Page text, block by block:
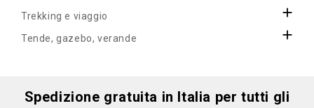
Trekking e viaggio 
Tende, gazebo, verande 
Spedizione gratuita in Italia per tutti gli